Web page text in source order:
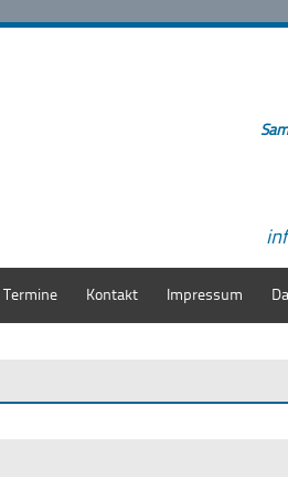
Termine Kontakt Impressum